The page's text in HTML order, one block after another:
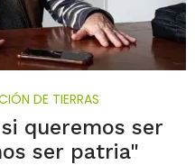
DE TIERRAS
queremos ser
ser patria"